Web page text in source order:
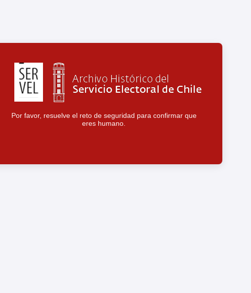
Por favor, resuelve el reto de seguridad para confirmar que
eres humano.